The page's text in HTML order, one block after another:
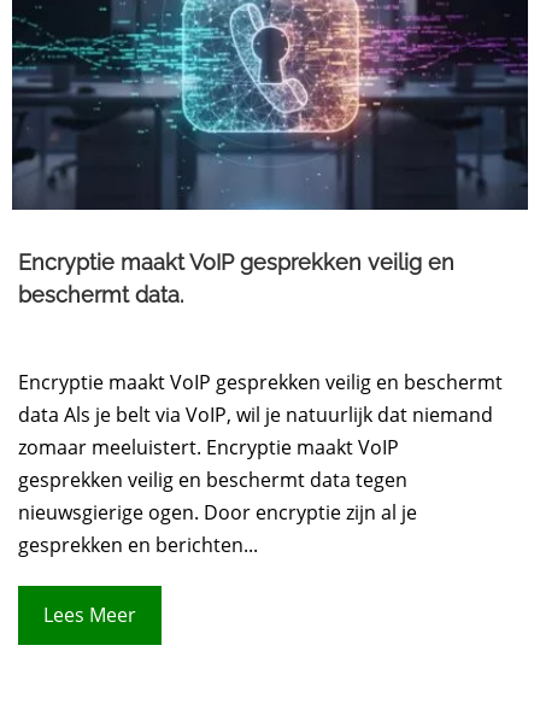
Encryptie maakt VoIP gesprekken veilig en
beschermt data.
Encryptie maakt VoIP gesprekken veilig en beschermt
data Als je belt via VoIP, wil je natuurlijk dat niemand
zomaar meeluistert. Encryptie maakt VoIP
gesprekken veilig en beschermt data tegen
nieuwsgierige ogen. Door encryptie zijn al je
gesprekken en berichten...
Lees Meer